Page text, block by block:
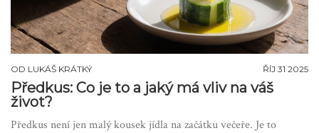
OD LUKÁŠ KRÁTKÝ ŘÍJ 31 2025
Předkus: Co je to a jaký má vliv na váš
život?
Předkus není jen malý kousek jídla na začátku večeře. Je to